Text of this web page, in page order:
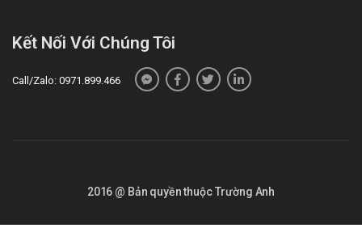
Kết Nối Với Chúng Tôi
Call/Zalo: 0971.899.466
2016 @ Bản quyền thuộc Trường Anh